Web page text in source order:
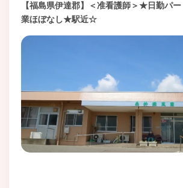
【福島県伊達郡】＜准看護師＞★日勤パ
業ほぼなし★駅近☆